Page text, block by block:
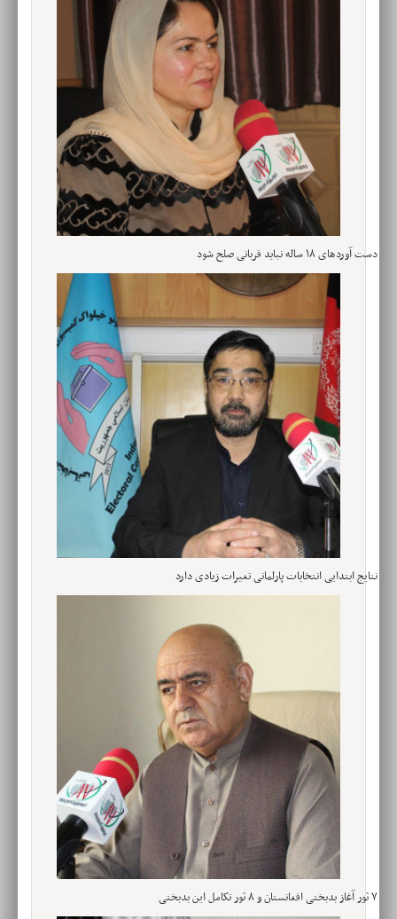
دست آوردهای ۱۸ ساله نباید قربانی صلح شود
نتایج ابتدایی انتخابات پارلمانی تغیرات زیادی دارد
۷ ثور آغاز بدبختی افغانستان و ۸ ثور تکامل این بدبختی